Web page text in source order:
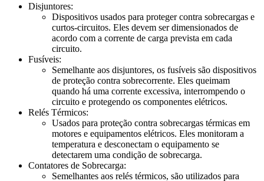
Disjuntores:
Dispositivos usados para proteger contra sobrecargas e
curtos-circuitos. Eles devem ser dimensionados de
acordo com a corrente de carga prevista em cada
circuito.
Fusíveis:
Semelhante aos disjuntores, os fusíveis são dispositivos
de proteção contra sobrecorrente. Eles queimam
quando há uma corrente excessiva, interrompendo o
circuito e protegendo os componentes elétricos.
Relés Térmicos:
Usados para proteção contra sobrecargas térmicas em
motores e equipamentos elétricos. Eles monitoram a
temperatura e desconectam o equipamento se
detectarem uma condição de sobrecarga.
Contatores de Sobrecarga:
Semelhantes aos relés térmicos, são utilizados para